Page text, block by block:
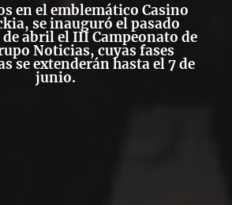
en el emblemático Casino
, se inauguró el pasado
abril el III Campeonato de
Noticias, cuyas fases
se extenderán hasta el 7 de
junio.